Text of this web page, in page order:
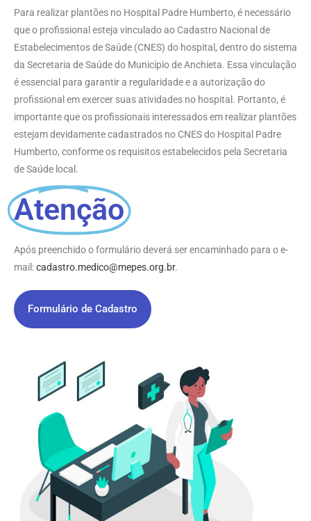
Para realizar plantões no Hospital Padre Humberto, é necessário
que o profissional esteja vinculado ao Cadastro Nacional de
Estabelecimentos de Saúde (CNES) do hospital, dentro do sistema
da Secretaria de Saúde do Município de Anchieta. Essa vinculação
é essencial para garantir a regularidade e a autorização do
profissional em exercer suas atividades no hospital. Portanto, é
importante que os profissionais interessados em realizar plantões
estejam devidamente cadastrados no CNES do Hospital Padre
Humberto, conforme os requisitos estabelecidos pela Secretaria
de Saúde local.
Atenção
Após preenchido o formulário deverá ser encaminhado para o e-
mail:cadastro.medico@mepes.org.br.
Formulário de Cadastro